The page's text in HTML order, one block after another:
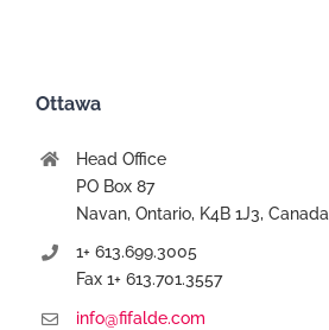
Ottawa
Head Office
PO Box 87
Navan, Ontario, K4B 1J3, Canada
1+ 613.699.3005
Fax 1+ 613.701.3557
info@fifalde.com